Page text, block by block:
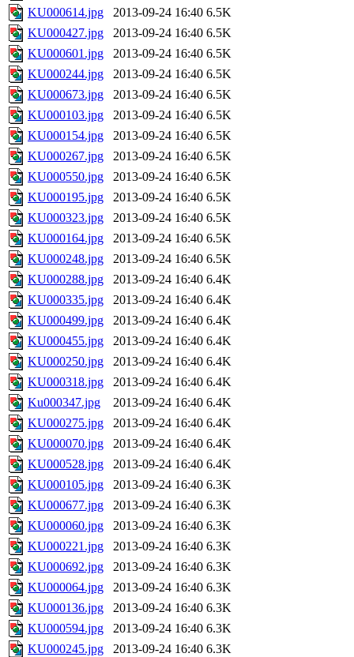
KU000614.jpg
2013-09-24 16:40 6.5K
KU000427.jpg
2013-09-24 16:40 6.5K
KU000601.jpg
2013-09-24 16:40 6.5K
KU000244.jpg
2013-09-24 16:40 6.5K
KU000673.jpg
2013-09-24 16:40 6.5K
KU000103.jpg
2013-09-24 16:40 6.5K
KU000154.jpg
2013-09-24 16:40 6.5K
KU000267.jpg
2013-09-24 16:40 6.5K
KU000550.jpg
2013-09-24 16:40 6.5K
KU000195.jpg
2013-09-24 16:40 6.5K
KU000323.jpg
2013-09-24 16:40 6.5K
KU000164.jpg
2013-09-24 16:40 6.5K
KU000248.jpg
2013-09-24 16:40 6.5K
KU000288.jpg
2013-09-24 16:40 6.4K
KU000335.jpg
2013-09-24 16:40 6.4K
KU000499.jpg
2013-09-24 16:40 6.4K
KU000455.jpg
2013-09-24 16:40 6.4K
KU000250.jpg
2013-09-24 16:40 6.4K
KU000318.jpg
2013-09-24 16:40 6.4K
Ku000347.jpg
2013-09-24 16:40 6.4K
KU000275.jpg
2013-09-24 16:40 6.4K
KU000070.jpg
2013-09-24 16:40 6.4K
KU000528.jpg
2013-09-24 16:40 6.4K
KU000105.jpg
2013-09-24 16:40 6.3K
KU000677.jpg
2013-09-24 16:40 6.3K
KU000060.jpg
2013-09-24 16:40 6.3K
KU000221.jpg
2013-09-24 16:40 6.3K
KU000692.jpg
2013-09-24 16:40 6.3K
KU000064.jpg
2013-09-24 16:40 6.3K
KU000136.jpg
2013-09-24 16:40 6.3K
KU000594.jpg
2013-09-24 16:40 6.3K
KU000245.jpg
2013-09-24 16:40 6.3K